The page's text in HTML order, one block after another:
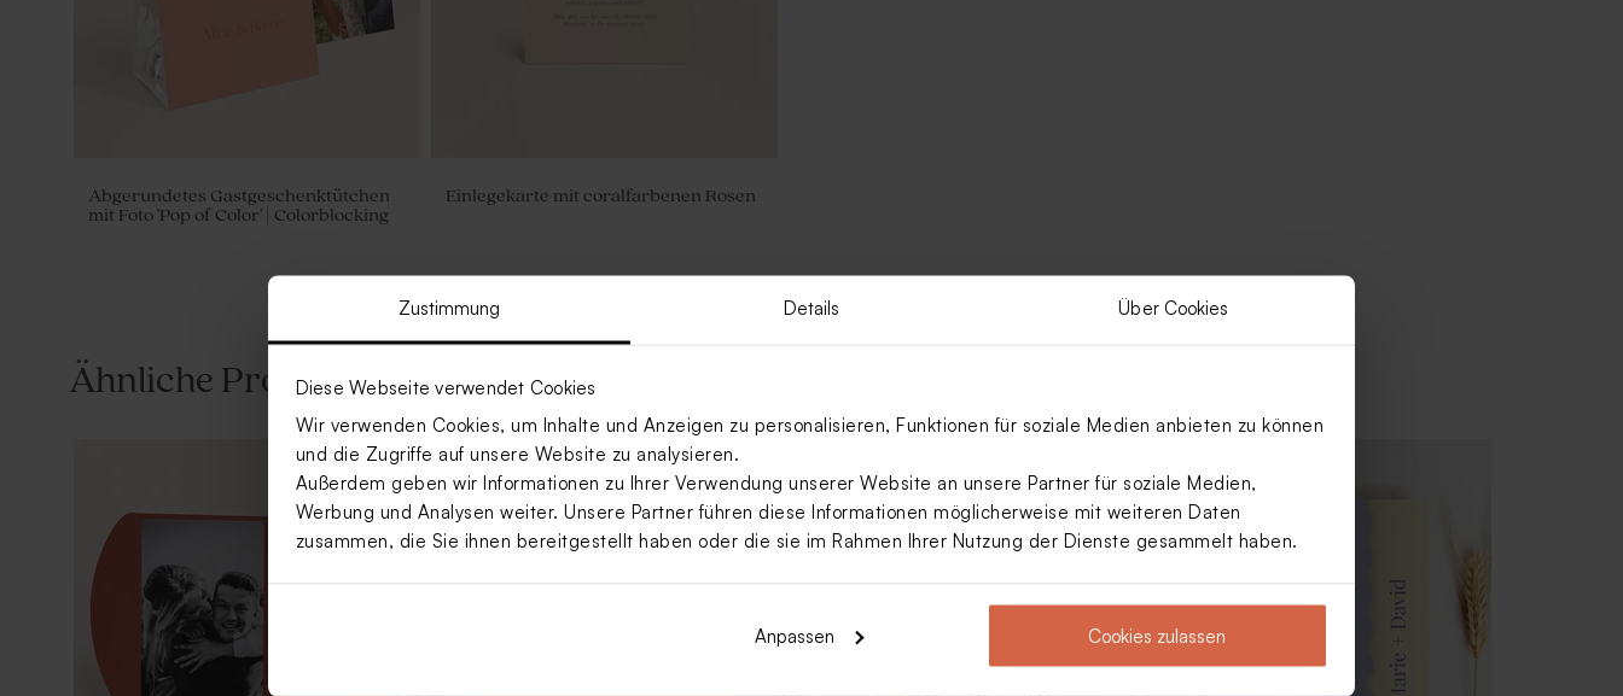
Zustimmung Details Über Cookies
Diese Webseite verwendet Cookies
Wir verwenden Cookies, um Inhalte und Anzeigen zu personalisieren, Funktionen für soziale Medien anbieten zu können
und die Zugriffe auf unsere Website zu analysieren.
Außerdem geben wir Informationen zu Ihrer Verwendung unserer Website an unsere Partner für soziale Medien,
Werbung und Analysen weiter. Unsere Partner führen diese Informationen möglicherweise mit weiteren Daten
zusammen, die Sie ihnen bereitgestellt haben oder die sie im Rahmen Ihrer Nutzung der Dienste gesammelt haben.
Anpassen Cookies zulassen
Abgerundetes Gastgeschenktütchen
mit Foto 'Pop of Color' | Colorblocking
Einlegekarte mit coralfarbenen Rosen
Ähnliche Produkte